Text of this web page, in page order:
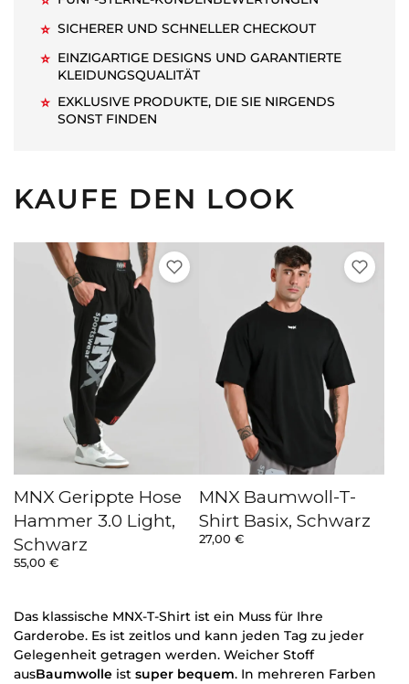
⭐ SICHERER UND SCHNELLER CHECKOUT
⭐ EINZIGARTIGE DESIGNS UND GARANTIERTE
KLEIDUNGSQUALITÄT
⭐ EXKLUSIVE PRODUKTE, DIE SIE NIRGENDS
SONST FINDEN
KAUFE DEN LOOK
MNX Gerippte Hose
Hammer 3.0 Light,
Schwarz
55,00 €
MNX Baumwoll-T-
Shirt Basix, Schwarz
27,00 €
Das klassische MNX-T-Shirt ist ein Muss für Ihre
Garderobe. Es ist zeitlos und kann jeden Tag zu jeder
Gelegenheit getragen werden. Weicher Stoff
ausBaumwolle ist super bequem. In mehreren Farben